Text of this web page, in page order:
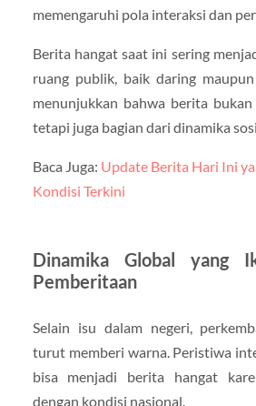
memengaruhi pola interaksi dan
Berita hangat saat ini sering
ruang publik, baik daring
menunjukkan bahwa berita
tetapi juga bagian dari dinamika
Baca Juga: Update Berita Hari Ini
Kondisi Terkini
Dinamika Global yang
Pemberitaan
Selain isu dalam negeri,
turut memberi warna. Peristiwa
bisa menjadi berita hangat
dengan kondisi nasional.